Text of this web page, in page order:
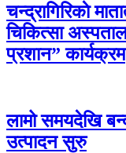
चन्द्रागिरिकाे
चिकित्सा
प्रशान” कार्यक्रम
लामो समयदेखि
उत्पादन सुरु